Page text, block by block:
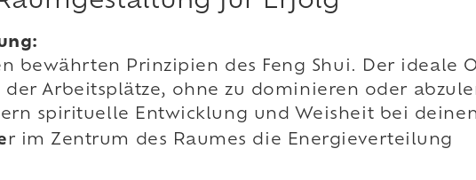
bewährten Prinzipien des Feng Shui. Der ideale
Arbeitsplätze, ohne zu dominieren oder
spirituelle Entwicklung und Weisheit bei
r im Zentrum des Raumes die Energieverteilung